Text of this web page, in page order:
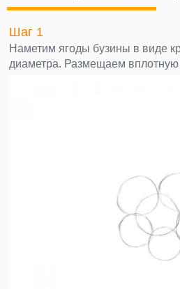
Шаг 1
Наметим ягоды бузины в виде
диаметра. Размещаем вплотную